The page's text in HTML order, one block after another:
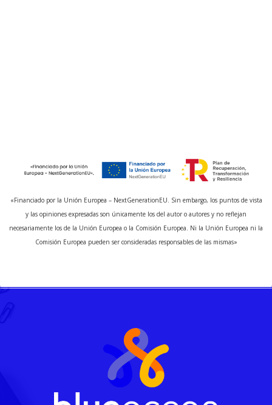
«Financiado por la Unión Europea – NextGenerationEU. Sin embargo, los puntos de vista
y las opiniones expresadas son únicamente los del autor o autores y no reflejan
necesariamente los de la Unión Europea o la Comisión Europea. Ni la Unión Europea ni la
Comisión Europea pueden ser consideradas responsables de las mismas»